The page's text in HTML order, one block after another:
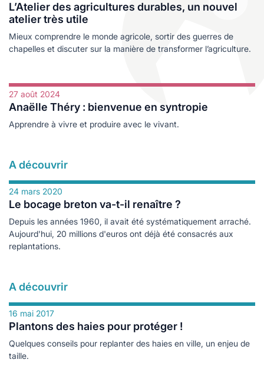
douce
L’Atelier des agricultures durables, un nouvel
atelier très utile
Mieux comprendre le monde agricole, sortir des guerres de
chapelles et discuter sur la manière de transformer l’agriculture.
27 août 2024
Anaëlle Théry : bienvenue en syntropie
Apprendre à vivre et produire avec le vivant.
A découvrir
24 mars 2020
Le bocage breton va-t-il renaître ?
Depuis les années 1960, il avait été systématiquement arraché.
Aujourd'hui, 20 millions d'euros ont déjà été consacrés aux
replantations.
A découvrir
16 mai 2017
Plantons des haies pour protéger !
Quelques conseils pour replanter des haies en ville, un enjeu de
taille.